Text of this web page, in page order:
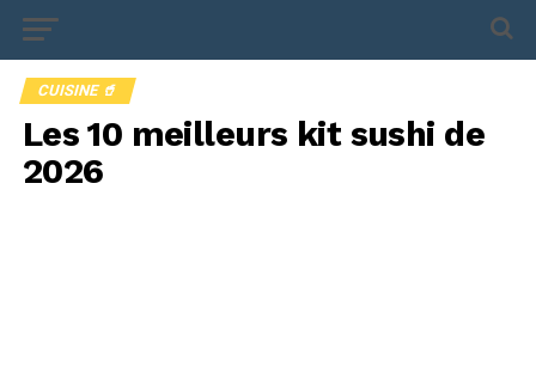
CUISINE 🥤
Les 10 meilleurs kit sushi de
2026